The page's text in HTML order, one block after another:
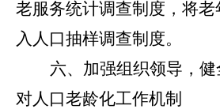
老服务统计调查制度，将
入人口抽样调查制度。
六、加强组织领导，
对人口老龄化工作机制